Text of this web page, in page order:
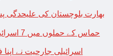
بھارت بلوچستان کی علیحدگی
اسرائیلی جارحیت نے